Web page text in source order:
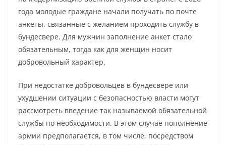
года молодые граждане начали получать по почте
анкеты, связанные с желанием проходить службу в
бундесвере. Для мужчин заполнение анкет стало
обязательным, тогда как для женщин носит
добровольный характер.
При недостатке добровольцев в бундесвере или
ухудшении ситуации с безопасностью власти могут
рассмотреть введение так называемой обязательной
службы по необходимости. В этом случае пополнение
армии предполагается, в том числе, посредством